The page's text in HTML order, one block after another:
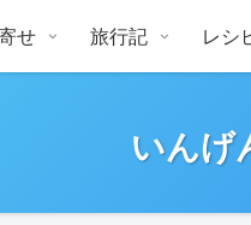
いんげ
せ 旅行記 レシ